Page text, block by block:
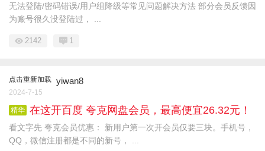
无法登陆/密码错误/用户组降级等常见问题解决方法 部分会员反馈因
为账号很久没登陆过， ...
2142 1
点击重新加载 yiwan8
2024-7-15
精华 在这开百度 夸克网盘会员，最高便宜26.32元！
看文字先 夸克会员优惠： 新用户第一次开会员仅要三块。手机号，
QQ，微信注册都是不同的新号， ...